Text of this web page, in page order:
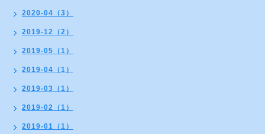
2020-04（3）
2019-12（2）
2019-05（1）
2019-04（1）
2019-03（1）
2019-02（1）
2019-01（1）